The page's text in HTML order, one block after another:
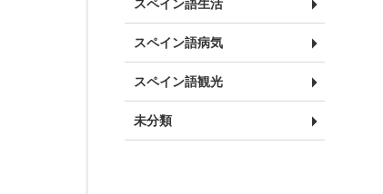
スペイン語生活
スペイン語病気
スペイン語観光
未分類